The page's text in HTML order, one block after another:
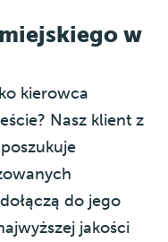
w
kierowca
Nasz klient z
do jego
jakości